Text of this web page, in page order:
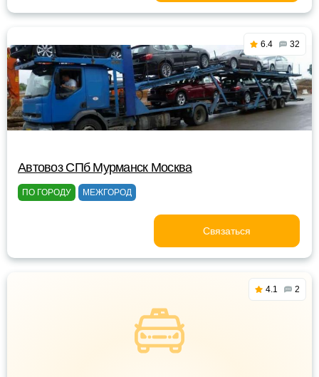
6.4 32
Автовоз СПб Мурманск Москва
ПО ГОРОДУ МЕЖГОРОД
Связаться
4.1 2